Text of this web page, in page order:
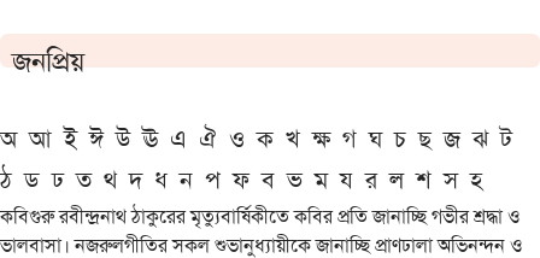
জনপ্রিয়
অ আ ই ঈ উ ঊ এ ঐ ও ক খ ক্ষ গ ঘ চ ছ জ ঝ ট
ঠ ড ঢ ত থ দ ধ ন প ফ ব ভ ম য র ল শ স হ
কবিগুরু রবীন্দ্রনাথ ঠাকুরের মৃত্যুবার্ষিকীতে কবির প্রতি জানাচ্ছি গভীর শ্রদ্ধা ও
ভালবাসা। নজরুলগীতির সকল শুভানুধ্যায়ীকে জানাচ্ছি প্রাণঢালা অভিনন্দন ও